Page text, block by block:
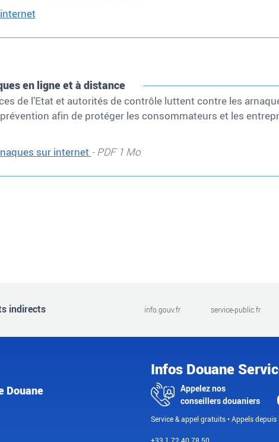
en ligne et à distance
de l’Etat et autorités de contrôle luttent contre les
afin de protéger les consommateurs et les
sur internet - PDF 1 Mo
indirects info.gouv.fr service-public.fr
Douane
Infos Douane
Appelez nos
conseillers douaniers
Service & appel gratuits • Appels